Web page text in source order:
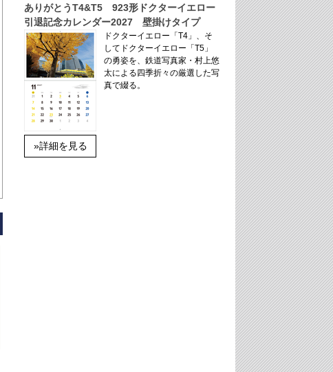
ありがとうT4&T5 923形ドクターイエロー
引退記念カレンダー2027 壁掛けタイプ
»詳細を見る
ドクターイエロー「T4」、そ
してドクターイエロー「T5」
の勇姿を、鉄道写真家・村上悠
太による四季折々の厳選した写
真で綴る。